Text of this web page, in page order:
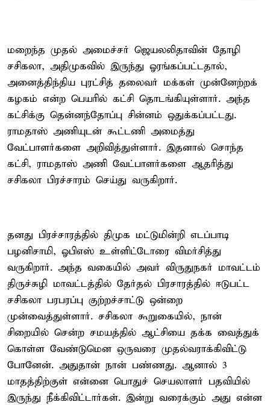
மறைந்த முதல் அமைச்சர் ஜெயலலிதாவின் தோழி
சசிகலா, அதிமுகவில் இருந்து ஓரங்கப்பட்டதால்,
அனைத்திந்திய புரட்சித் தலைவர் மக்கள் முன்னேற்றக்
கழகம் என்ற பெயரில் கட்சி தொடங்கியுள்ளார். அந்த
கட்சிக்கு தென்னந்தோப்பு சின்னம் ஒதுக்கப்பட்டது.
ராமதாஸ் அணியுடன் கூட்டணி அமைத்து
வேட்பாளர்களை அறிவித்துள்ளார். இதனால் சொந்த
கட்சி, ராமதாஸ் அணி வேட்பாளர்களை ஆதரித்து
சசிகலா பிரச்சாரம் செய்து வருகிறார்.
தனது பிரச்சாரத்தில் திமுக மட்டுமின்றி எடப்பாடி
பழனிசாமி, ஓபிஎஸ் உள்ளிட்டோரை விமர்சித்து
வருகிறார். அந்த வகையில் அவர் விருதுநகர் மாவட்டம்
திருச்சுழி மாவட்டத்தில் தேர்தல் பிரசாரத்தில் ஈடுபட்ட
சசிகலா பரபரப்பு குற்றச்சாட்டு ஒன்றை
முன்வைத்துள்ளார். சசிகலா கூறுகையில், நான்
சிறையில் சென்ற சமயத்தில் ஆட்சியை தக்க வைத்துக்
கொள்ள வேண்டுமென ஒருவரை முதல்வராக்கிவிட்டு
போனேன். அதுதான் நான் பண்ணது. ஆனால் 3
மாதத்திற்குள் என்னை பொதுச் செயலாளர் பதவியில்
இருந்து நீக்கிவிட்டார்கள். இன்று வரைக்கும் அது என்ன